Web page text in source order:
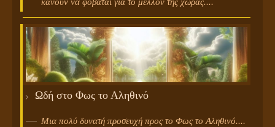
κάνουν να φοβάται για το μέλλον της χώρας....
Ωδή στο Φως το Αληθινό
Μια πολύ δυνατή προσευχή προς το Φως το Αληθινό....